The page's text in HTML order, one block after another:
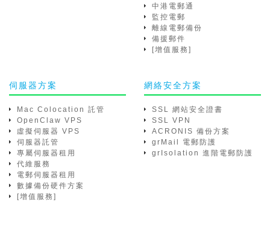
中港電郵通
監控電郵
離線電郵備份
備援郵件
[增值服務]
伺服器方案
Mac Colocation 託管
OpenClaw VPS
虛擬伺服器 VPS
伺服器託管
專屬伺服器租用
代維服務
電郵伺服器租用
數據備份硬件方案
[增值服務]
網絡安全方案
SSL 網站安全證書
SSL VPN
ACRONIS 備份方案
grMail 電郵防護
grIsolation 進階電郵防護